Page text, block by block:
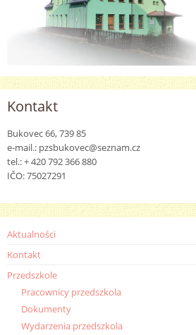
Kontakt
Bukovec 66, 739 85
e-mail.: pzsbukovec@seznam.cz
tel.: + 420 792 366 880
IČO: 75027291
Aktualności
Kontakt
Przedszkole
Pracownicy przedszkola
Dokumenty
Wydarzenia przedszkola